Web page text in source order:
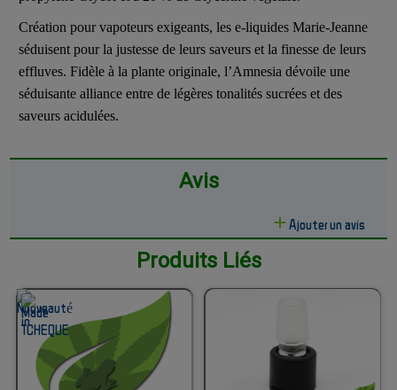
Création pour vapoteurs exigeants, les e-liquides Marie-Jeanne
séduisent pour la justesse de leurs saveurs et la finesse de leurs
effluves. Fidèle à la plante originale, l’Amnesia dévoile une
séduisante alliance entre de légères tonalités sucrées et des
saveurs acidulées.
Avis
Ajouter un avis
Produits Liés